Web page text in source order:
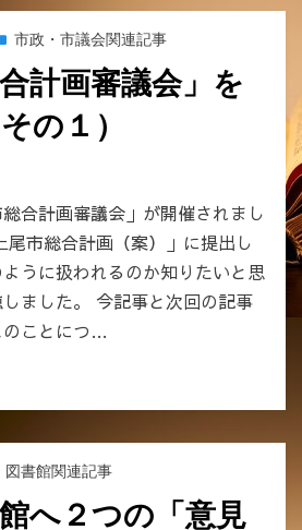
市政・市議会関連記事
計画審議会」を
の１）
合計画審議会」が開催されまし
尾市総合計画（案）」に提出し
うに扱われるのか知りたいと思
ました。 今記事と次回の記事
のことにつ…
図書館関連記事
へ２つの「意見